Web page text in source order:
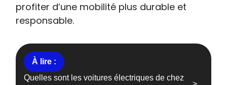
profiter d’une mobilité plus durable et
responsable.
Quelles sont les voitures électriques de chez